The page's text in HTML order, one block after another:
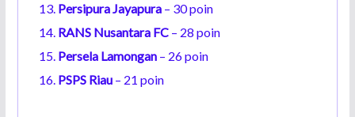
Persipura Jayapura– 30 poin
RANS Nusantara FC– 28 poin
Persela Lamongan– 26 poin
PSPS Riau– 21 poin